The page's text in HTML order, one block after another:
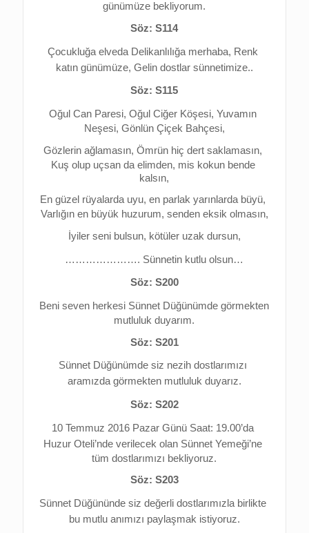
günümüze bekliyorum.
Söz: S114
Çocukluğa elveda Delikanlılığa merhaba, Renk
katın günümüze, Gelin dostlar sünnetimize..
Söz: S115
Oğul Can Paresi, Oğul Ciğer Köşesi, Yuvamın
Neşesi, Gönlün Çiçek Bahçesi,
Kuş olup uçsan da elimden, mis kokun bende
kalsın,
Varlığın en büyük huzurum, senden eksik olmasın,
İyiler seni bulsun, kötüler uzak dursun,
…………………. Sünnetin kutlu olsun…
Söz: S200
mutluluk duyarım.
Söz: S201
Sünnet Düğünümde siz nezih dostlarımızı
aramızda görmekten mutluluk duyarız.
Söz: S202
tüm dostlarımızı bekliyoruz.
Söz: S203
Sünnet Düğününde siz değerli dostlarımızla birlikte
bu mutlu anımızı paylaşmak istiyoruz.